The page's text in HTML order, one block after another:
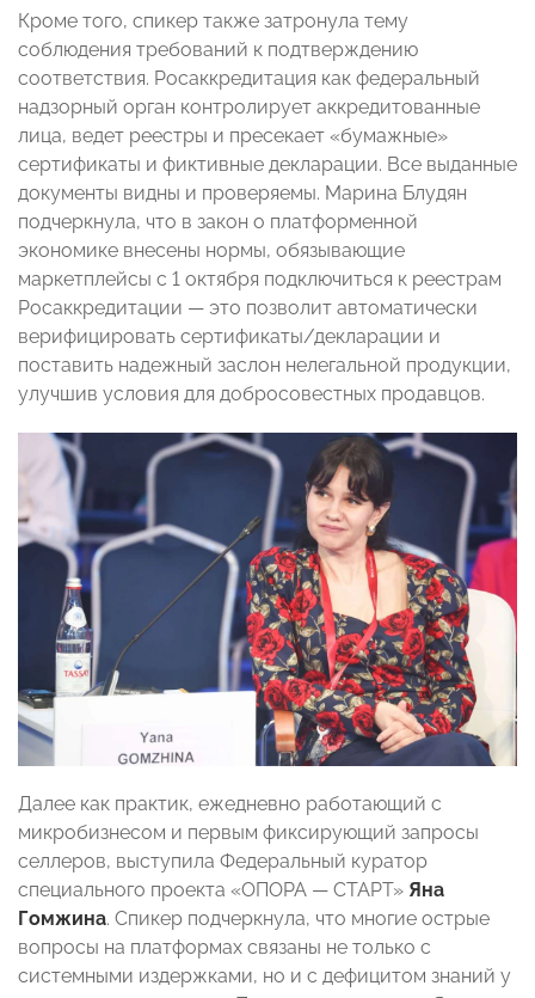
Кроме того, спикер также затронула тему
соблюдения требований к подтверждению
соответствия. Росаккредитация как федеральный
надзорный орган контролирует аккредитованные
лица, ведет реестры и пресекает «бумажные»
сертификаты и фиктивные декларации. Все выданные
документы видны и проверяемы. Марина Блудян
подчеркнула, что в закон о платформенной
экономике внесены нормы, обязывающие
маркетплейсы с 1 октября подключиться к реестрам
Росаккредитации — это позволит автоматически
верифицировать сертификаты/декларации и
поставить надежный заслон нелегальной продукции,
улучшив условия для добросовестных продавцов.
Далее как практик, ежедневно работающий с
микробизнесом и первым фиксирующий запросы
селлеров, выступила Федеральный куратор
специального проекта «ОПОРА — СТАРТ» Яна
Гомжина. Спикер подчеркнула, что многие острые
вопросы на платформах связаны не только с
системными издержками, но и с дефицитом знаний у